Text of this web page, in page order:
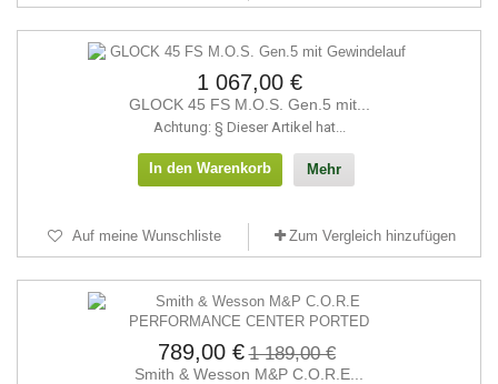
1 067,00 €
GLOCK 45 FS M.O.S. Gen.5 mit...
Achtung: § Dieser Artikel hat...
In den Warenkorb Mehr
Auf meine Wunschliste Zum Vergleich hinzufügen
789,00 € 1 189,00 €
Smith & Wesson M&P C.O.R.E...